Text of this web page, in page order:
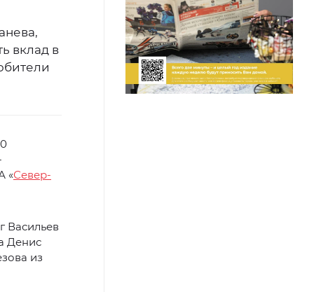
вклад в
«Север-
Васильев
Денис
из